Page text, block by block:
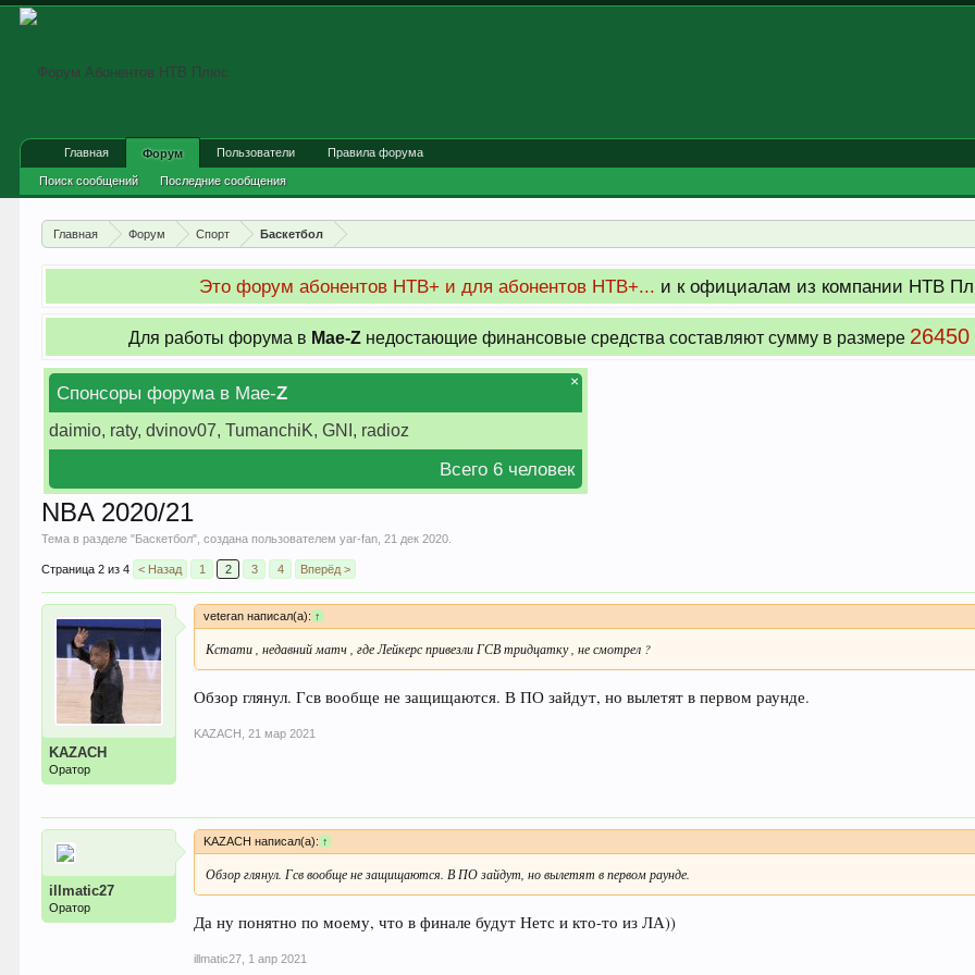
Главная Форум Спорт Баскетбол
Это форум абонентов НТВ+ и для абонентов НТВ+... и к официалам из компании НТВ
Для работы форума в Мае-Z недостающие финансовые средства составляют сумму в размере 26450
Спонсоры форума в Мае-Z
daimio, raty, dvinov07, TumanchiK, GNI, radioz
Всего 6 человек
×
NBA 2020/21
Тема в разделе "Баскетбол", создана пользователемyar-fan ,21 дек 2020
Страница 2 из 4 < Назад 1 2 3 4 Вперёд >
KAZACH
Оратор
veteran написал(а):↑
Кстати , недавний матч , где Лейкерс привезли ГСВ тридцатку , не смотрел ?
Обзор глянул. Гсв вообще не защищаются. В ПО зайдут, но вылетят в первом раунде.
KAZACH 21 мар 2021
illmatic27
Оратор
KAZACH написал(а):↑
Обзор глянул. Гсв вообще не защищаются. В ПО зайдут, но вылетят в первом раунде.
Да ну понятно по моему, что в финале будут Нетс и кто-то из ЛА))
illmatic27 1 апр 2021
Главная Форум
Поиск сообщений Последние сообщения
Пользователи Правила форума